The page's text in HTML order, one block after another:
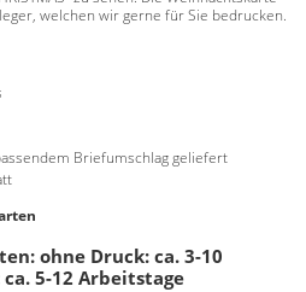
welchen wir gerne für Sie bedrucken.
Briefumschlag geliefert
ohne Druck: ca. 3-10
5-12 Arbeitstage